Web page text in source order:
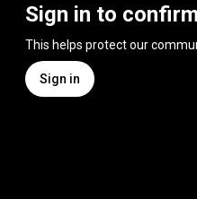
Sign in to
This helps protect our
Sign in